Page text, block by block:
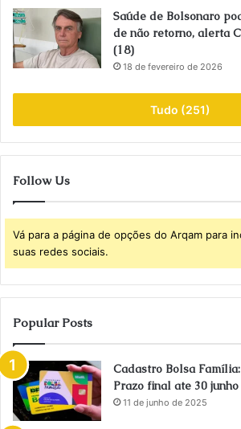
Saúde de Bolsonaro
de não retorno, alerta
(18)
18 de fevereiro de 2026
Tudo (251)
Follow Us
Vá para a página de opções do Arqam para
suas redes sociais.
Popular Posts
Cadastro Bolsa
Prazo final ate 30 junho
11 de junho de 2025